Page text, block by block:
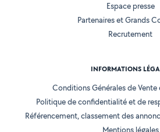
Espace presse
Partenaires et Grands
Recrutement
INFORMATIONS
Conditions Générales de
Politique de confidentialité et de
Référencement, classement des
Mentions légales